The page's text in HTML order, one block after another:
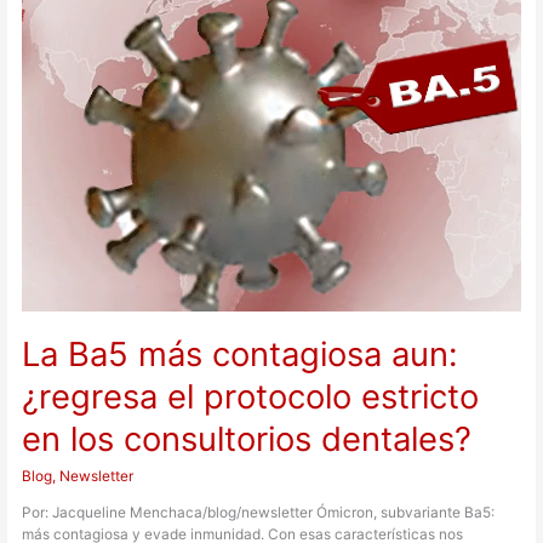
La Ba5 más contagiosa aun:
¿regresa el protocolo estricto
en los consultorios dentales?
Blog, Newsletter
Por: Jacqueline Menchaca/blog/newsletter Ómicron, subvariante Ba5:
más contagiosa y evade inmunidad. Con esas características nos
contagiosa
aun:
¿regresa
protocolo
consultorios
dentales?